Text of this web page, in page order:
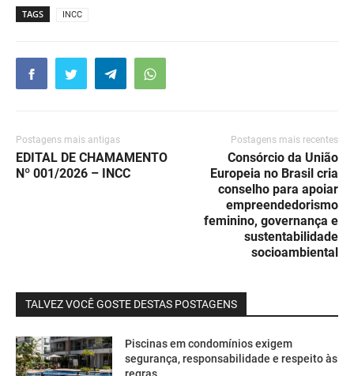
TAGS INCC
Postagens mais antigas
EDITAL DE CHAMAMENTO
Nº 001/2026 – INCC
Postagens mais recentes
Consórcio da União
Europeia no Brasil cria
conselho para apoiar
empreendedorismo
feminino, governança e
sustentabilidade
socioambiental
TALVEZ VOCÊ GOSTE DESTAS POSTAGENS
Piscinas em condomínios exigem
segurança, responsabilidade e respeito às